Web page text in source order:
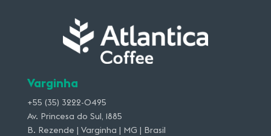
Varginha
+55 (35) 3222-0495
Av. Princesa do Sul, 1885
B. Rezende | Varginha | MG | Brasil